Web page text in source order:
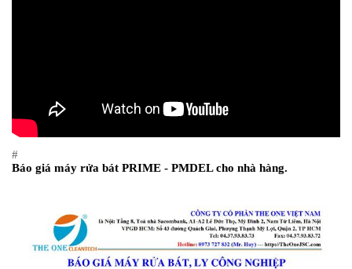
#
Báo giá máy rửa bát PRIME - PMDEL cho nhà hàng.